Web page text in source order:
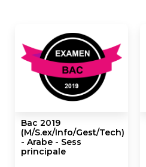
Bac 2019
(M/S.ex/Info/Gest/Tech)
- Arabe - Sess
principale